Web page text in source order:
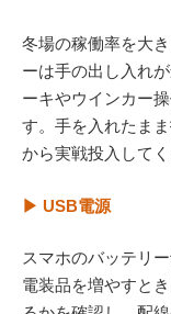
冬場の稼働率を大
ーは手の出し入れ
ーキやウインカー
す。手を入れたま
から実戦投入してく
▶ USB電源
スマホのバッテリ
電装品を増やすと